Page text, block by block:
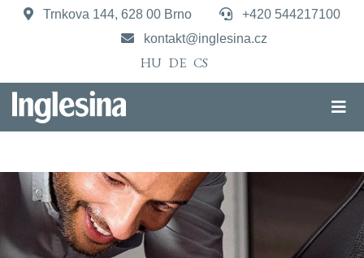
Trnkova 144, 628 00 Brno
+420 544217100
kontakt@inglesina.cz
HU DE CS